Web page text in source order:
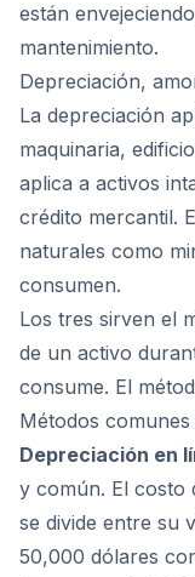
están
mantenimiento.
Depreciación,
La depreciación
maquinaria,
aplica a activos
crédito mercantil.
naturales como
consumen.
Los tres sirven el
de un activo
consume. El
Métodos
Depreciación en
y común. El costo
se divide entre su
50,000 dólares